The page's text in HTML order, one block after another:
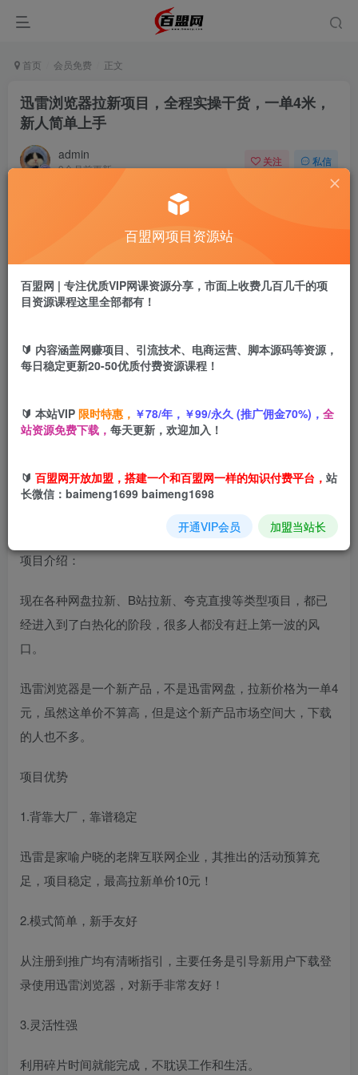
首页 会员免费 正文
迅雷浏览器拉新项目，全程实操干货，一单4米，
新人简单上手
admin
9个月前更新
关注 私信
盟币 9.9
立即购买
迅雷浏览器拉新项目，全程实操干货，一单4米，新人简单上
项目介绍：
现在各种网盘拉新、B站拉新、夸克直搜等类型项目，都已
经进入到了白热化的阶段，很多人都没有赶上第一波的风
口。
迅雷浏览器是一个新产品，不是迅雷网盘，拉新价格为一单4
元，虽然这单价不算高，但是这个新产品市场空间大，下载
的人也不多。
项目优势
1.背靠大厂，靠谱稳定
迅雷是家喻户晓的老牌互联网企业，其推出的活动预算充
足，项目稳定，最高拉新单价10元！
2.模式简单，新手友好
从注册到推广均有清晰指引，主要任务是引导新用户下载登
录使用迅雷浏览器，对新手非常友好！
3.灵活性强
利用碎片时间就能完成，不耽误工作和生活。
百盟网项目资源站
百盟网 | 专注优质VIP网课资源分享，市面上收费几百几千的项
目资源课程这里全部都有！
🔰 内容涵盖网赚项目、引流技术、电商运营、脚本源码等资源，
每日稳定更新20-50优质付费资源课程！
🔰 本站VIP 限时特惠， ￥78/年，￥99/永久 (推广佣金70%)， 全
站资源免费下载， 每天更新，欢迎加入！
🔰 百盟网开放加盟，搭建一个和百盟网一样的知识付费平台， 站
长微信：baimeng1699 baimeng1698
开通VIP会员 加盟当站长